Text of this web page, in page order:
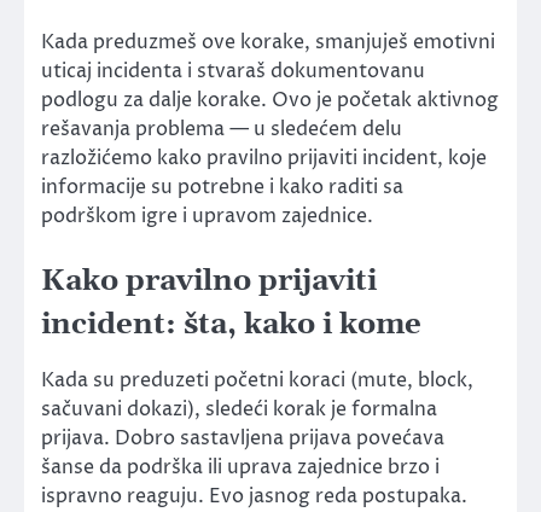
Kada preduzmeš ove korake, smanjuješ emotivni
uticaj incidenta i stvaraš dokumentovanu
podlogu za dalje korake. Ovo je početak aktivnog
rešavanja problema — u sledećem delu
razložićemo kako pravilno prijaviti incident, koje
informacije su potrebne i kako raditi sa
podrškom igre i upravom zajednice.
Kako pravilno prijaviti
incident: šta, kako i kome
Kada su preduzeti početni koraci (mute, block,
sačuvani dokazi), sledeći korak je formalna
prijava. Dobro sastavljena prijava povećava
šanse da podrška ili uprava zajednice brzo i
ispravno reaguju. Evo jasnog reda postupaka.